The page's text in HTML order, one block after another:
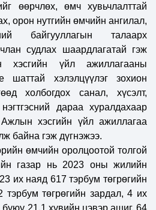
өөрчлөх, өмч хувьчлалттай
орон нутгийн өмчийн ангилал,
байгууллагын талаарх
судлах шаардлагатай гэж
үйл ажиллагааны
шаттай хэлэлцүүлэг зохион
холбогдох санал, хүсэлт,
дараа хуралдахаар
хэсгийн үйл ажиллагаа
байна гэж дүгнэжээ.
өмчийн оролцоотой толгой
газар нь 2023 оны жилийн
их наяд 617 тэрбум төгрөгийн
төгрөгийн зардал, 4 их
буюу 21.1 хувийн цэвэр ашиг, 64